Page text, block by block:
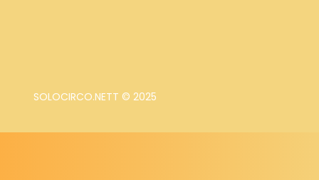
SOLOCIRCO.NETT © 2025